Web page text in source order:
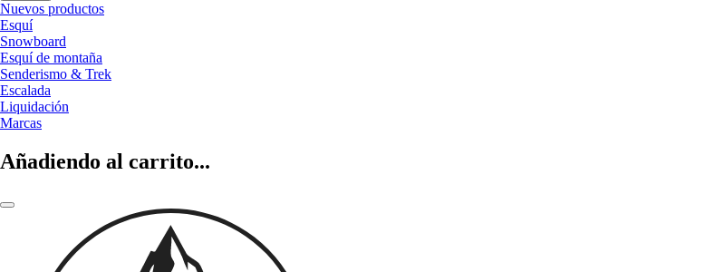
Nuevos productos
Esquí
Snowboard
Esquí de montaña
Senderismo & Trek
Escalada
Liquidación
Marcas
Añadiendo al carrito...